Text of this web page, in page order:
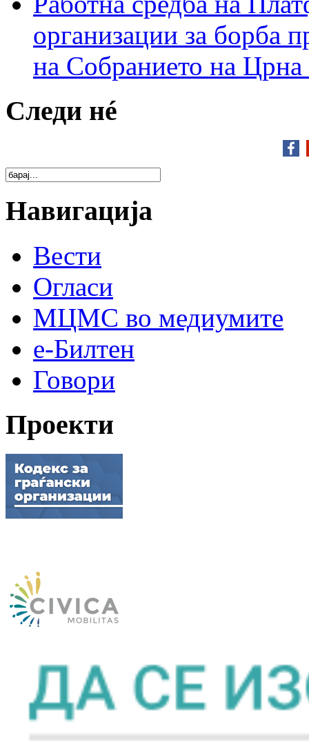
организации за борба
на Собранието на Црна
Следи нé
Навигација
Вести
Огласи
МЦМС во медиумите
е-Билтен
Говори
Проекти